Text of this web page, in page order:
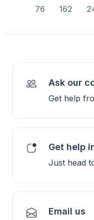
76 162
Ask our
Get help
Get help
Just head
Email us